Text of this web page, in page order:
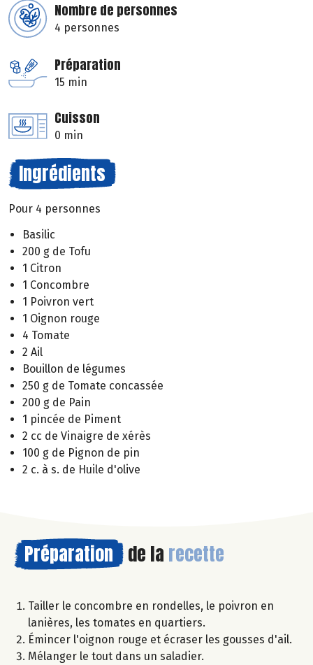
Nombre de personnes
4 personnes
Préparation
15 min
Cuisson
0 min
Ingrédients
Pour 4 personnes
Basilic
200 g de Tofu
1 Citron
1 Concombre
1 Poivron vert
1 Oignon rouge
4 Tomate
2 Ail
Bouillon de légumes
250 g de Tomate concassée
200 g de Pain
1 pincée de Piment
2 cc de Vinaigre de xérès
100 g de Pignon de pin
2 c. à s. de Huile d'olive
Préparation de la recette
Tailler le concombre en rondelles, le poivron en
lanières, les tomates en quartiers.
Émincer l'oignon rouge et écraser les gousses d'ail.
Mélanger le tout dans un saladier.